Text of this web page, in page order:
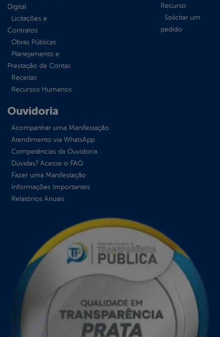
Digital
Licitações e
Contratos
Obras Públicas
Planejamento e
Prestação de Contas
Receitas
Recursos Humanos
Recurso
Solicitar um
pedido
Ouvidoria
Acompanhar uma Manifestação
Atendimento via WhatsApp
Competências da Ouvidoria
Dúvidas? Acesse o FAQ
Fazer uma Manifestação
Informações Importantes
Relatórios Anuais